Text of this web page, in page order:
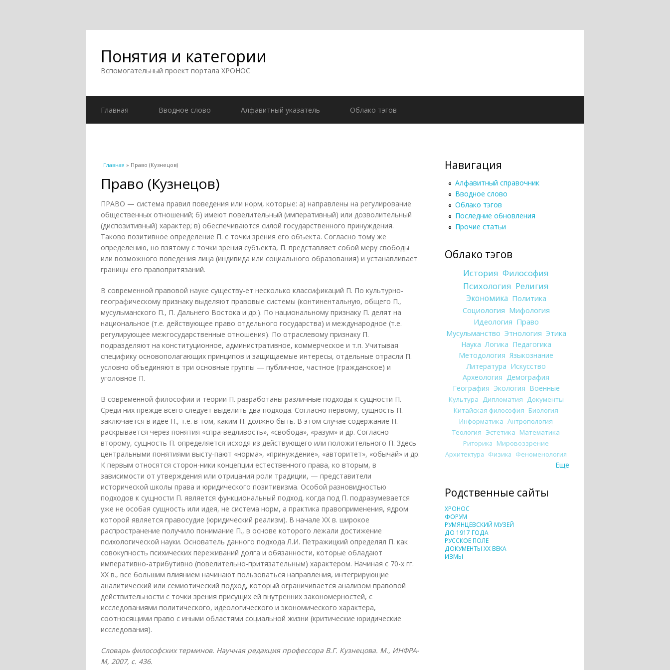
Понятия и категории
Вспомогательный проект портала ХРОНОС
Главная Вводное слово Алфавитный указатель Облако тэгов
Вы здесь
Главная » Право (Кузнецов)
Право (Кузнецов)
ПРАВО — система правил поведения или норм, которые: а) направлены на регулирование
общественных отношений; б) имеют повелительный (императивный) или дозволительный
(диспозитивный) характер; в) обеспечиваются силой государственного принуждения.
Таково позитивное определение П. с точки зрения его объекта. Согласно тому же
определению, но взятому с точки зрения субъекта, П. представляет собой меру свободы
или возможного поведения лица (индивида или социального образования) и устанавливает
границы его правопритязаний.
В современной правовой науке существу-ет несколько классификаций П. По культурно-
географическому признаку выделяют правовые системы (континентальную, общего П.,
мусульманского П., П. Дальнего Востока и др.). По национальному признаку П. делят на
национальное (т.е. действующее право отдельного государства) и международное (т.е.
регулирующее межгосударственные отношения). По отраслевому признаку П.
подразделяют на конституционное, административное, коммерческое и т.п. Учитывая
специфику основополагающих принципов и защищаемые интересы, отдельные отрасли П.
условно объединяют в три основные группы — публичное, частное (гражданское) и
уголовное П.
В современной философии и теории П. разработаны различные подходы к сущности П.
Среди них прежде всего следует выделить два подхода. Согласно первому, сущность П.
заключается в идее П., т.е. в том, каким П. должно быть. В этом случае содержание П.
раскрывается через понятия «спра-ведливость», «свобода», «разум» и др. Согласно
второму, сущность П. определяется исходя из действующего или положительного П. Здесь
центральными понятиями высту-пают «норма», «принуждение», «авторитет», «обычай» и др.
К первым относятся сторон-ники концепции естественного права, ко вторым, в
зависимости от утверждения или отрицания роли традиции, — представители
исторической школы права и юридического позитивизма. Особой разновидностью
подходов к сущности П. является функциональный подход, когда под П. подразумевается
уже не особая сущность или идея, не система норм, а практика правоприменения, ядром
которой является правосудие (юридический реализм). В начале XX в. широкое
распространение получило понимание П., в основе которого лежали достижение
психологической науки. Основатель данного подхода Л.И. Петражицкий определял П. как
совокупность психических переживаний долга и обязанности, которые обладают
императивно-атрибутивно (повелительно-притязательным) характером. Начиная с 70-х гг.
XX в., все большим влиянием начинают пользоваться направления, интегрирующие
аналитический или семиотический подход, который ограничивается анализом правовой
действительности с точки зрения присущих ей внутренних закономерностей, с
исследованиями политического, идеологического и экономического характера,
соотносящими право с иными областями социальной жизни (критические юридические
исследования).
Словарь философских терминов. Научная редакция профессора В.Г. Кузнецова. М., ИНФРА-
М, 2007, с. 436.
Навигация
Алфавитный справочник
Вводное слово
Облако тэгов
Последние обновления
Прочие статьи
Облако тэгов
История Философия
Психология Религия
Экономика Политика
Социология Мифология
Идеология Право
Мусульманство Этнология Этика
Наука Логика Педагогика
Методология Языкознание
Литература Искусство
Археология Демография
География Экология Военные
Культура Дипломатия Документы
Китайская философия Биология
Информатика Антропология
Теология Эстетика Математика
Риторика Мировоззрение
Архитектура Физика Феноменология
Еще
Родственные сайты
ХРОНОС
ФОРУМ
РУМЯНЦЕВСКИЙ МУЗЕЙ
ДО 1917 ГОДА
РУССКОЕ ПОЛЕ
ДОКУМЕНТЫ XX ВЕКА
ИЗМЫ